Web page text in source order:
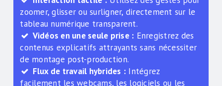
zoomer, glisser ou surligner, directement sur le
tableau numérique transparent.
Vidéos en une seule prise : Enregistrez des
contenus explicatifs attrayants sans nécessiter
de montage post-production.
Flux de travail hybrides : Intégrez
facilement les webcams, les logiciels ou les